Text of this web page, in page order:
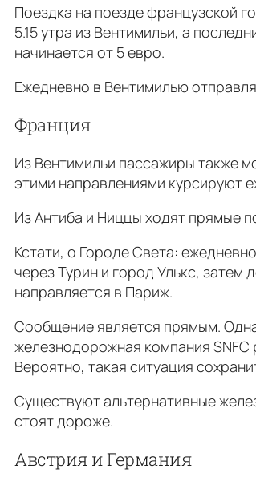
Поездка на поезде французской
5.15 утра из Вентимильи, а
начинается от 5 евро.
Ежедневно в Вентимилью
Франция
Из Вентимильи пассажиры также
этими направлениями курсируют
Из Антиба и Ниццы ходят прямые
Кстати, о Городе Света:
через Турин и город Улькс,
направляется в Париж.
Сообщение является прямым.
железнодорожная компания
Вероятно, такая ситуация
Существуют альтернативные
стоят дороже.
Австрия и Германия